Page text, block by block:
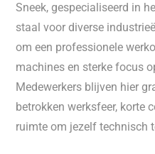
Sneek, gespecialiseerd in
staal voor diverse
om een professionele
machines en sterke focus
Medewerkers blijven hier
betrokken werksfeer, korte
ruimte om jezelf technisch